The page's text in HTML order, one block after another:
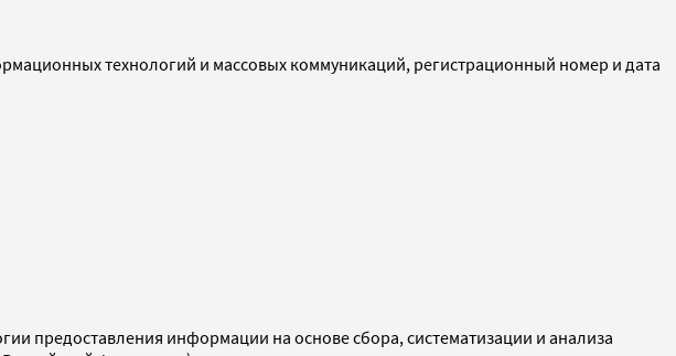
технологий и массовых коммуникаций, регистрационный номер и дата
предоставления информации на основе сбора, систематизации и анализа